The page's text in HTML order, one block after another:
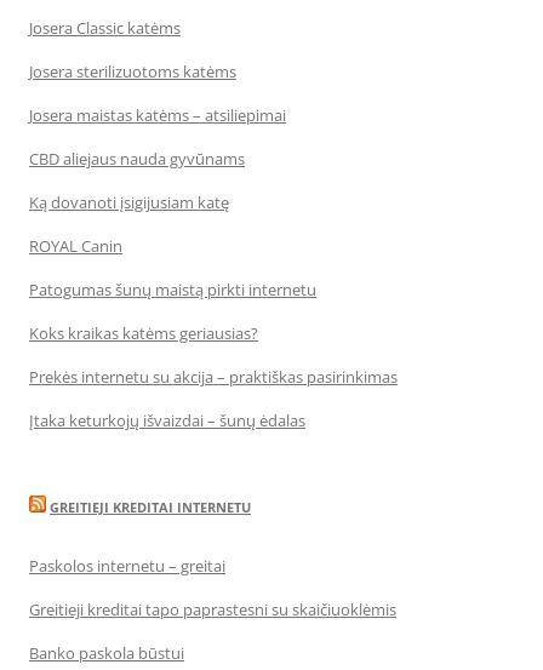
Josera Classic katėms
Josera sterilizuotoms katėms
Josera maistas katėms – atsiliepimai
CBD aliejaus nauda gyvūnams
Ką dovanoti įsigijusiam katę
ROYAL Canin
Patogumas šunų maistą pirkti internetu
Koks kraikas katėms geriausias?
Prekės internetu su akcija – praktiškas pasirinkimas
Įtaka keturkojų išvaizdai – šunų ėdalas
GREITIEJI KREDITAI INTERNETU
Paskolos internetu – greitai
Greitieji kreditai tapo paprastesni su skaičiuoklėmis
Banko paskola būstui